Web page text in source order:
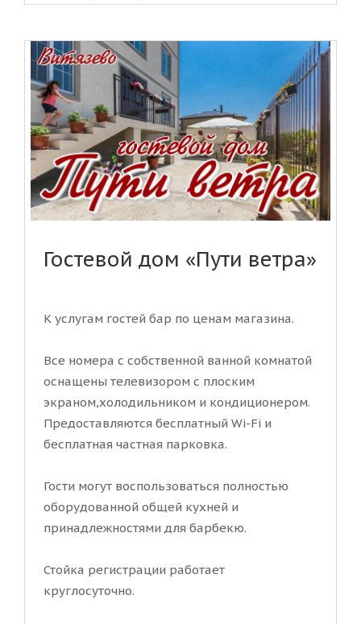
Гостевой дом «Пути ветра»
К услугам гостей бар по ценам магазина.
Все номера с собственной ванной комнатой
оснащены телевизором с плоским
экраном,холодильником и кондиционером.
Предоставляются бесплатный Wi-Fi и
бесплатная частная парковка.
Гости могут воспользоваться полностью
оборудованной общей кухней и
принадлежностями для барбекю.
Стойка регистрации работает
круглосуточно.